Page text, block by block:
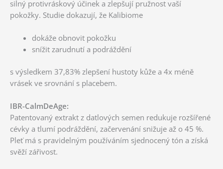
silný protivráskový účinek a zlepšují pružnost vaší
pokožky. Studie dokazují, že Kalibiome
dokáže obnovit pokožku
snížit zarudnutí a podráždění
s výsledkem 37,83% zlepšení hustoty kůže a 4x méně
vrásek ve srovnání s placebem.
IBR-CalmDeAge:
Patentovaný extrakt z datlových semen redukuje rozšířené
cévky a tlumí podráždění, začervenání snižuje až o 45 %.
Pleť má s pravidelným používáním sjednocený tón a získá
svěží zářivost.